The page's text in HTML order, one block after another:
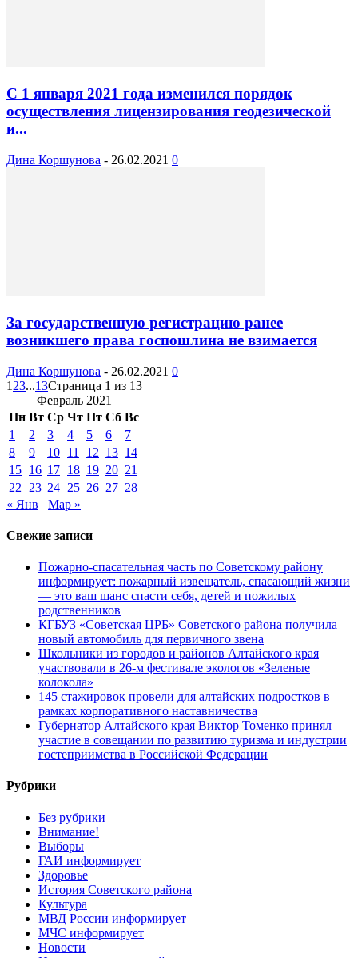
С 1 января 2021 года изменился порядок
осуществления лицензирования геодезической
и...
Дина Коршунова - 26.02.2021 0
За государственную регистрацию ранее
возникшего права госпошлина не взимается
Дина Коршунова - 26.02.2021 0
1 23...13Страница 1 из 13
Февраль 2021
Пн Вт Ср Чт Пт Сб Вс
1
2 3 4 5 6
7
8
9 10 11 12 13 14
15 16 17 18 19 20 21
22
23 24 25 26 27 28
« Янв
Мар »
Свежие записи
Пожарно-спасательная часть по Советскому району
информирует: пожарный извещатель, спасающий жизни
— это ваш шанс спасти себя, детей и пожилых
родственников
КГБУЗ «Советская ЦРБ» Советского района получила
новый автомобиль для первичного звена
Школьники из городов и районов Алтайского края
участвовали в 26-м фестивале экологов «Зеленые
колокола»
145 стажировок провели для алтайских подростков в
рамках корпоративного наставничества
Губернатор Алтайского края Виктор Томенко принял
участие в совещании по развитию туризма и индустрии
гостеприимства в Российской Федерации
Рубрики
Без рубрики
Внимание!
Выборы
ГАИ информирует
Здоровье
История Советского района
Культура
МВД России информирует
МЧС информирует
Новости